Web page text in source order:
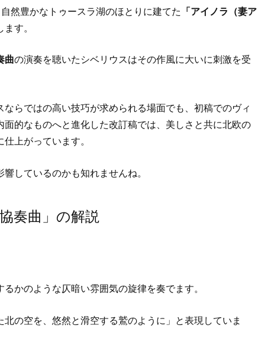
然豊かなトゥースラ湖のほとりに建てた 「アイノラ（妻ア
す。
曲の演奏を聴いたシベリウスはその作風に大いに刺激を受
らではの高い技巧が求められる場面でも、初稿でのヴィ
的なものへと進化した改訂稿では、美しさと共に北欧の
上がっています。
しているのかも知れませんね。
奏曲」の解説
かのような仄暗い雰囲気の旋律を奏でます。
の空を、悠然と滑空する鷲のように」と表現していま